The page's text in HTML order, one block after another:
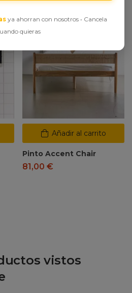
Añadir al carrito
Pinto Accent Chair
81,00 €
vistos
ya ahorran con nosotros • Cancela
quieras